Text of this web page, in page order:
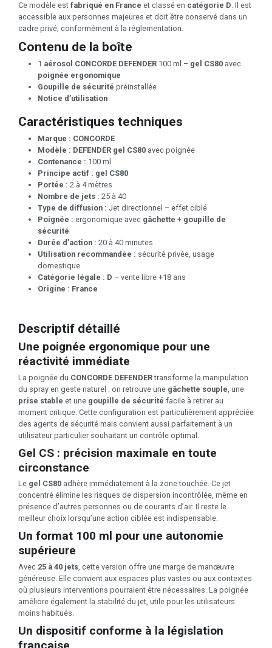
Ce modèle est fabriqué en France et classé en catégorie D. Il est
accessible aux personnes majeures et doit être conservé dans un
cadre privé, conformément à la réglementation.
Contenu de la boîte
1 aérosol CONCORDE DEFENDER 100 ml – gel CS80 avec
poignée ergonomique
Goupille de sécurité préinstallée
Notice d’utilisation
Caractéristiques techniques
Marque : CONCORDE
Modèle : DEFENDER gel CS80 avec poignée
Contenance : 100 ml
Principe actif : gel CS80
Portée : 2 à 4 mètres
Nombre de jets : 25 à 40
Type de diffusion : Jet directionnel – effet ciblé
Poignée : ergonomique avec gâchette + goupille de
sécurité
Durée d’action : 20 à 40 minutes
Utilisation recommandée : sécurité privée, usage
domestique
Catégorie légale : D – vente libre +18 ans
Origine : France
Descriptif détaillé
Une poignée ergonomique pour une
réactivité immédiate
La poignée du CONCORDE DEFENDERtransforme la manipulation
du spray en geste naturel : on retrouve une gâchette souple , une
prise stable et une goupille de sécurité facile à retirer au
moment critique. Cette configuration est particulièrement appréciée
des agents de sécurité mais convient aussi parfaitement à un
utilisateur particulier souhaitant un contrôle optimal.
Gel CS : précision maximale en toute
circonstance
Le gel CS80 adhère immédiatement à la zone touchée. Ce jet
concentré élimine les risques de dispersion incontrôlée, même en
présence d’autres personnes ou de courants d’air. Il reste le
meilleur choix lorsqu’une action ciblée est indispensable.
Un format 100 ml pour une autonomie
supérieure
Avec 25 à 40 jets, cette version offre une marge de manœuvre
généreuse. Elle convient aux espaces plus vastes ou aux contextes
où plusieurs interventions pourraient être nécessaires. La poignée
améliore également la stabilité du jet, utile pour les utilisateurs
moins habitués.
Un dispositif conforme à la législation